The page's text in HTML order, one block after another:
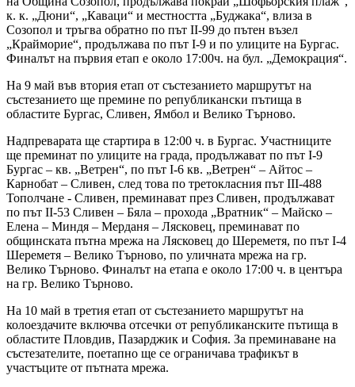
к. к. „Дюни“, „Каваци“ и местността „Буджака“, влиза в
Созопол и тръгва обратно по път II-99 до пътен възел
„Крайморие“, продължава по път I-9 и по улиците на Бургас.
Финалът на първия етап е около 17:00ч. на бул. „Демокрация“.
На 9 май във втория етап от състезанието маршрутът на
състезанието ще премине по републикански пътища в
областите Бургас, Сливен, Ямбол и Велико Търново.
Надпреварата ще стартира в 12:00 ч. в Бургас. Участниците
ще преминат по улиците на града, продължават по път I-9
Бургас – кв. „Ветрен“, по път I-6 кв. „Ветрен“ – Айтос –
Карнобат – Сливен, след това по третокласния път III-488
Тополчане - Сливен, преминават през Сливен, продължават
по път II-53 Сливен – Бяла – прохода „Вратник“ – Майско –
Елена – Миндя – Мерданя – Лясковец, преминават по
общинската пътна мрежа на Лясковец до Шереметя, по път I-4
Шереметя – Велико Търново, по уличната мрежа на гр.
Велико Търново. Финалът на етапа е около 17:00 ч. в центъра
на гр. Велико Търново.
На 10 май в третия етап от състезанието маршрутът на
колоездачите включва отсечки от републиканските пътища в
областите Пловдив, Пазарджик и София. За преминаване на
състезателите, поетапно ще се ограничава трафикът в
участъците от пътната мрежа.